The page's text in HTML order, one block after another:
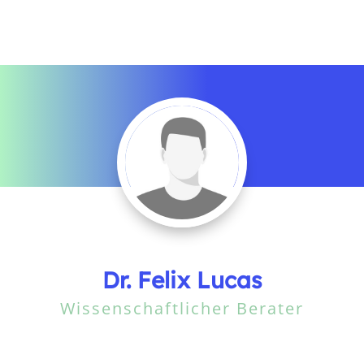
Dr. Felix Lucas
Wissenschaftlicher Berater